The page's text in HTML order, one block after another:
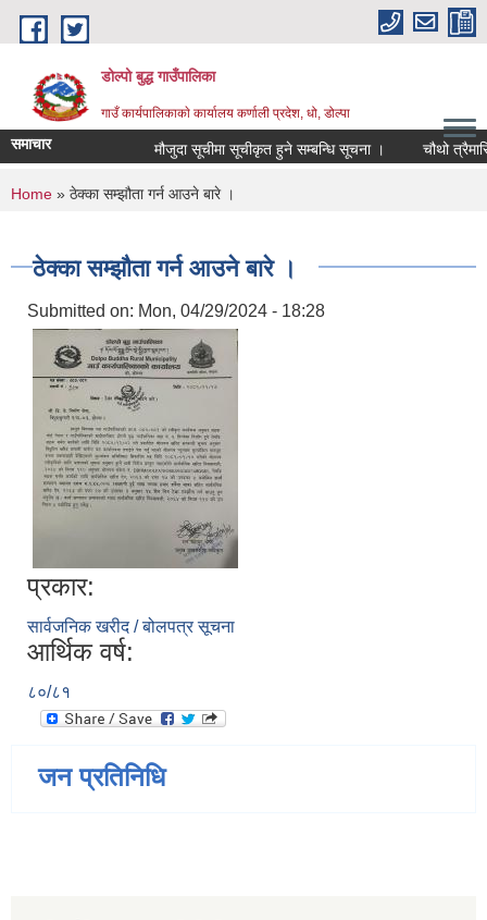
Skip to main content
डोल्पो बुद्ध गाउँपालिका
गाउँ कार्यपालिकाकाे कार्यालय कर्णाली प्रदेश, धो, डोल्पा
समाचार मौजुदा सूचीमा सूचीकृत हुने सम्बन्धि सूचना । चौथो त्रैमासिक
You are here
Home » ठेक्का सम्झौता गर्न आउने बारे ।
ठेक्का सम्झौता गर्न आउने बारे ।
Submitted on: Mon, 04/29/2024 - 18:28
प्रकार:
सार्वजनिक खरीद / बोलपत्र सूचना
आर्थिक वर्ष:
८०/८१
जन प्रतिनिधि